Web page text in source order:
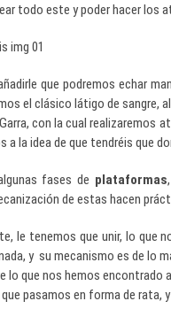
todo este y poder hacer los
que podremos echar
el clásico látigo de sangre,
con la cual realizaremos
a la idea de que tendréis que
fases de plataformas
de estas hacen
le tenemos que unir, lo que
y su mecanismo es de lo
lo que nos hemos
pasamos en forma de rata,